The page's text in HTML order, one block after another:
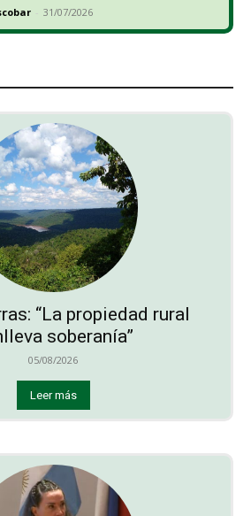
- 31/07/2026
“La propiedad rural
soberanía”
05/08/2026
Leer más